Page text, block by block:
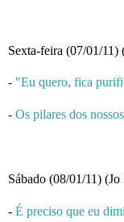
Sexta-feira (07/01/
- "Eu quero, fica
- Os pilares dos
Sábado (08/01/11)
- É preciso que eu